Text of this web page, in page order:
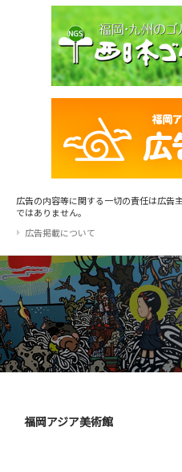
広告の内容等に関する一切の責任は広告
ではありません。
広告掲載について
福岡アジア美術館